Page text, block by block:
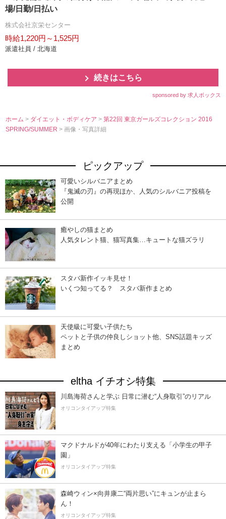
場/日勤/日払い
株式会社京栄センター
時給1,220円～1,525円
派遣社員 / 北海道
続きはこちら
sponsored by 求人ボックス
ホーム > ダイエット・ボディケア>第22回 東京ガールズコレクション 2016
SPRING/SUMMER> 画像・写真詳細
ピックアップ
可愛いシルバニアまとめ
『鬼滅の刃』の再現ほか、人気のシルバニア投稿を
公開
癒やしの猫まとめ
人気タレント猫、猫写真集…キュートな猫ズラリ
スタバ新作イッキ見せ！
いくつ知ってる？ スタバ新作まとめ
天使級に可愛い子供たち
ペットと子供の仲良しショット他、SNS話題キッズ
まとめ
eltha イチオシ特集
川島海荷さんと学ぶ 日常に潜む“人身取引”のリアル
オリコンタイアップ特集
マクドナルドが40年にわたり支える「小学生の甲子
園」
オリコンタイアップ特集
森崎ウィン×向井康二“両片思い”にキュンが止まら
ん！
オリコンタイアップ特集